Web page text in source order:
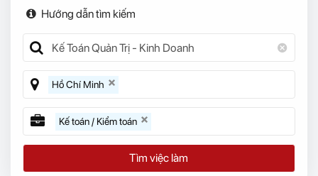
Hướng dẫn tìm kiếm
Hồ Chí Minh
Kế toán / Kiểm toán
Tìm việc làm